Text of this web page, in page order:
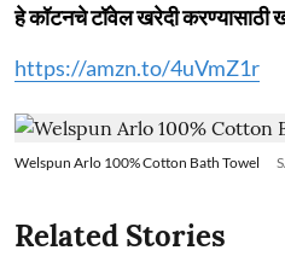
हे कॉटनचे टॉवेल खरेदी करण्यासाठी
https://amzn.to/4uVmZ1r
Welspun Arlo 100% Cotton Bath Towel
Related Stories